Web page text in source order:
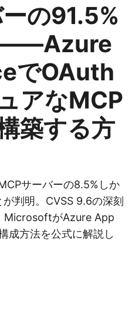
の91.5%
——Azure
でOAuth
アなMCP
築する方
サーバーの8.5%しか
判明。CVSS 9.6の深刻
MicrosoftがAzure App
成方法を公式に解説し